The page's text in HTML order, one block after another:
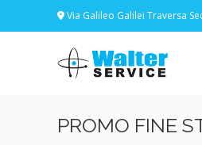
Via Galileo Galilei Traversa
Walter
Service
le
parti
PROMO FINE